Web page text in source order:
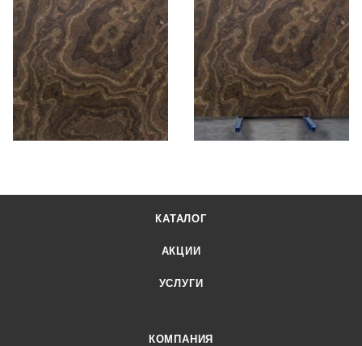
КАТАЛОГ
АКЦИИ
УСЛУГИ
КОМПАНИЯ